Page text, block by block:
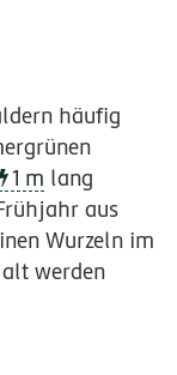
häufig
1 m lang
aus
Wurzeln im
werden